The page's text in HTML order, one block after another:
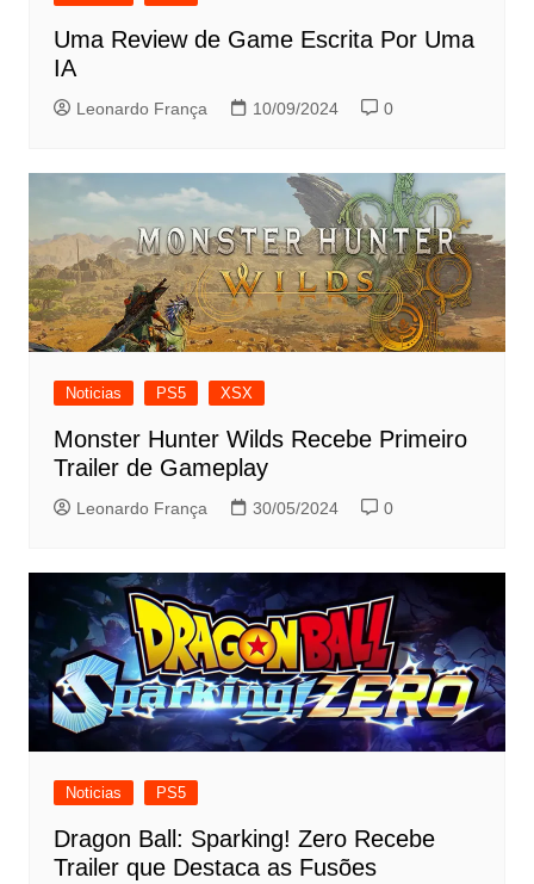
Uma Review de Game Escrita Por Uma
IA
Leonardo França 10/09/2024 0
Noticias PS5 XSX
Monster Hunter Wilds Recebe Primeiro
Trailer de Gameplay
Leonardo França 30/05/2024 0
Noticias PS5
Dragon Ball: Sparking! Zero Recebe
Trailer que Destaca as Fusões